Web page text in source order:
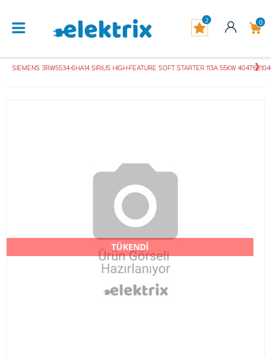
0
2
SIEMENS 3RW5534-6HA14 SIRIUS HIGH-FEATURE SOFT STARTER 113A 55KW
TÜKENDİ